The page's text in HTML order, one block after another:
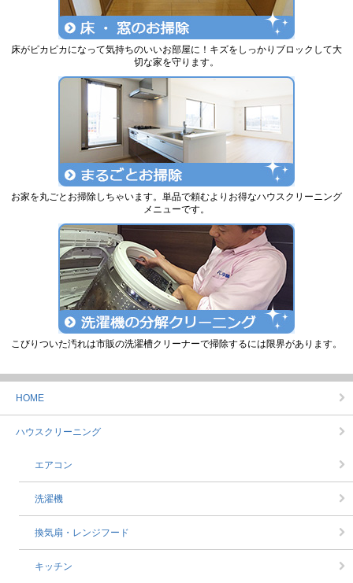
床がピカピカになって気持ちのいいお部屋に！キズをしっかりブロックして大
切な家を守ります。
お家を丸ごとお掃除しちゃいます。単品で頼むよりお得なハウスクリーニング
メニューです。
こびりついた汚れは市販の洗濯槽クリーナーで掃除するには限界があります。
HOME
ハウスクリーニング
エアコン
洗濯機
換気扇・レンジフード
キッチン